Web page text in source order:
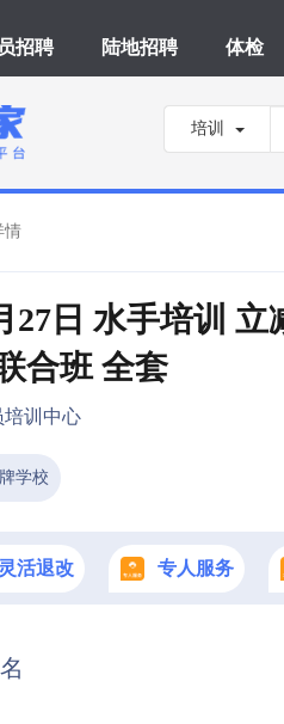
招聘 陆地招聘 体检
培训
情
27日 水手培训 立
合班 全套
培训中心
学校
灵活退改 专人服务